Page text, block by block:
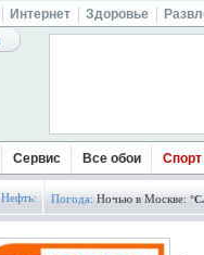
Интернет Здоровье
Сервис Все обои
Нефть: Погода: Ночью в Москве: